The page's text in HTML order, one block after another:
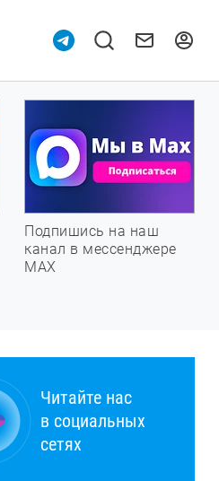
Подпишись на наш
канал в мессенджере
МАХ
Читайте нас
в социальных
сетях